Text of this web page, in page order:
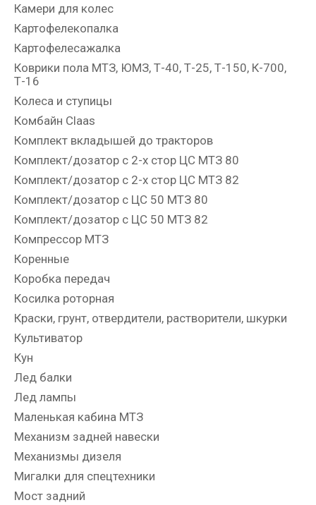
Камери для колес
Картофелекопалка
Картофелесажалка
Коврики пола МТЗ, ЮМЗ, Т-40, Т-25, Т-150, К-700,
Т-16
Колеса и ступицы
Комбайн Claas
Комплект вкладышей до тракторов
Комплект/дозатор с 2-х стор ЦС МТЗ 80
Комплект/дозатор с 2-х стор ЦС МТЗ 82
Комплект/дозатор с ЦС 50 МТЗ 80
Комплект/дозатор с ЦС 50 МТЗ 82
Компрессор МТЗ
Коренные
Коробка передач
Косилка роторная
Краски, грунт, отвердители, растворители, шкурки
Культиватор
Кун
Лед балки
Лед лампы
Маленькая кабина МТЗ
Механизм задней навески
Механизмы дизеля
Мигалки для спецтехники
Мост задний